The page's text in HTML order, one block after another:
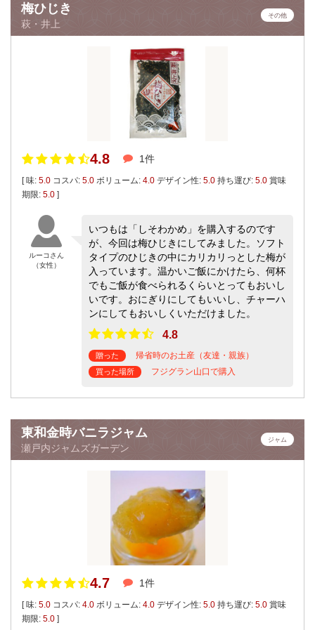
梅ひじき
萩・井上
その他
4.8 1件
[ 味: 5.0 コスパ: 5.0 ボリューム: 4.0 デザイン性: 5.0 持ち運び: 5.0 賞味
期限: 5.0 ]
ルーコさん
（女性）
いつもは「しそわかめ」を購入するのです
が、今回は梅ひじきにしてみました。ソフト
タイプのひじきの中にカリカリっとした梅が
入っています。温かいご飯にかけたら、何杯
でもご飯が食べられるくらいとってもおいし
いです。おにぎりにしてもいいし、チャーハ
ンにしてもおいしくいただけました。
4.8
贈った 帰省時のお土産（友達・親族）
買った場所 フジグラン山口で購入
東和金時バニラジャム
瀬戸内ジャムズガーデン
ジャム
4.7 1件
[ 味: 5.0 コスパ: 4.0 ボリューム: 4.0 デザイン性: 5.0 持ち運び: 5.0 賞味
期限: 5.0 ]